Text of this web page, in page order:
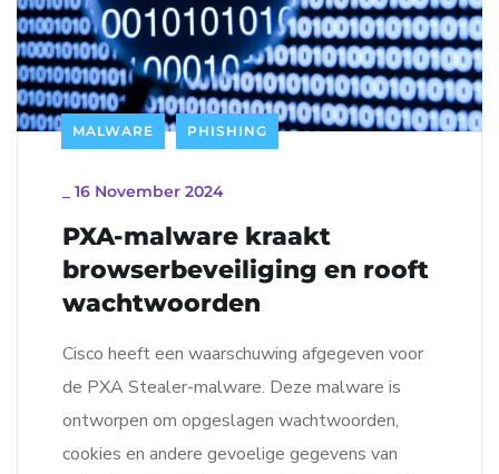
MALWARE PHISHING
16 November 2024
PXA-malware kraakt
browserbeveiliging en rooft
wachtwoorden
Cisco heeft een waarschuwing afgegeven voor
de PXA Stealer-malware. Deze malware is
ontworpen om opgeslagen wachtwoorden,
cookies en andere gevoelige gegevens van